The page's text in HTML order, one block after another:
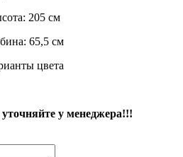
205 см
65,5 см
цвета
у менеджера!!!